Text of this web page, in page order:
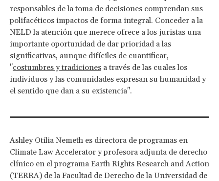
responsables de la toma de decisiones comprendan sus
polifacéticos impactos de forma integral. Conceder a la
NELD la atención que merece ofrece a los juristas una
importante oportunidad de dar prioridad a las
significativas, aunque difíciles de cuantificar,
"costumbres y tradiciones a través de las cuales los
individuos y las comunidades expresan su humanidad y
el sentido que dan a su existencia".
Ashley Otilia Nemeth es directora de programas en
Climate Law Accelerator y profesora adjunta de derecho
clínico en el programa Earth Rights Research and Action
(TERRA) de la Facultad de Derecho de la Universidad de